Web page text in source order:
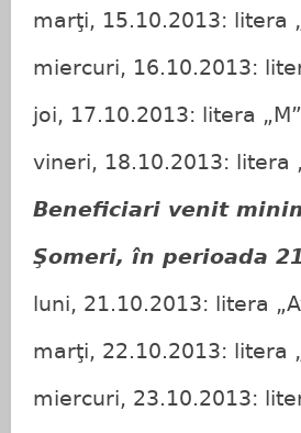
marţi, 15.10.2013: litera
miercuri, 16.10.2013:
joi, 17.10.2013: litera
vineri, 18.10.2013: litera
Beneficiari venit
Şomeri, în perioada
luni, 21.10.2013: litera
marţi, 22.10.2013: litera
miercuri, 23.10.2013: